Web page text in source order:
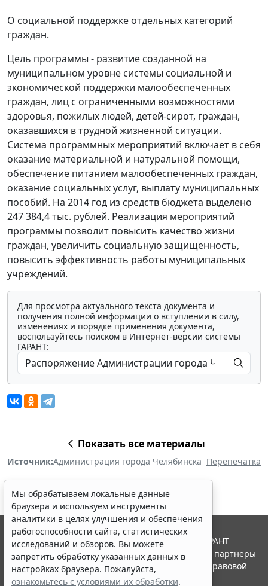
О социальной поддержке отдельных категорий
граждан.
Цель программы - развитие созданной на
муниципальном уровне системы социальной и
экономической поддержки малообеспеченных
граждан, лиц с ограниченными возможностями
здоровья, пожилых людей, детей-сирот, граждан,
оказавшихся в трудной жизненной ситуации.
Система программных мероприятий включает в себя
оказание материальной и натуральной помощи,
обеспечение питанием малообеспеченных граждан,
оказание социальных услуг, выплату муниципальных
пособий. На 2014 год из средств бюджета выделено
247 384,4 тыс. рублей. Реализация мероприятий
программы позволит повысить качество жизни
граждан, увеличить социальную защищенность,
повысить эффективность работы муниципальных
учреждений.
Для просмотра актуального текста документа и
получения полной информации о вступлении в силу,
изменениях и порядке применения документа,
воспользуйтесь поиском в Интернет-версии системы
ГАРАНТ:
Показать все материалы
Источник:Администрация города Челябинска Перепечатка
Мы обрабатываем локальные данные
браузера и используем инструменты
аналитики в целях улучшения и обеспечения
работоспособности сайта, статистических
исследований и обзоров. Вы можете
запретить обработку указанных данных в
настройках браузера. Пожалуйста,
ознакомьтесь с условиями их обработки.
© ООО "НПП "ГАРАНТ-СЕРВИС", 2026. Система ГАРАНТ
выпускается с 1990 года. Компания "Гарант" и ее партнеры
являются участниками Российской ассоциации правовой
информации ГАРАНТ.